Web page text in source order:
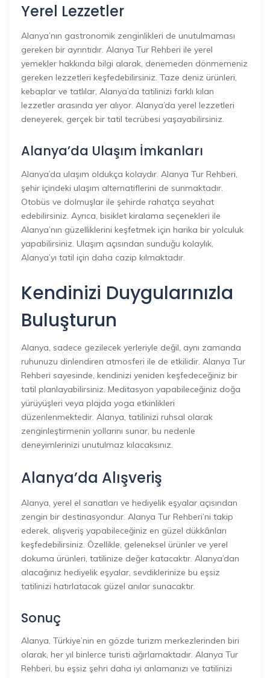
Yerel Lezzetler
Alanya’nın gastronomik zenginlikleri de unutulmaması
gereken bir ayrıntıdır. Alanya Tur Rehberi ile yerel
yemekler hakkında bilgi alarak, denemeden dönmemeniz
gereken lezzetleri keşfedebilirsiniz. Taze deniz ürünleri,
kebaplar ve tatlılar, Alanya’da tatilinizi farklı kılan
lezzetler arasında yer alıyor. Alanya’da yerel lezzetleri
deneyerek, gerçek bir tatil tecrübesi yaşayabilirsiniz.
Alanya’da Ulaşım İmkanları
Alanya’da ulaşım oldukça kolaydır. Alanya Tur Rehberi,
şehir içindeki ulaşım alternatiflerini de sunmaktadır.
Otobüs ve dolmuşlar ile şehirde rahatça seyahat
edebilirsiniz. Ayrıca, bisiklet kiralama seçenekleri ile
Alanya’nın güzelliklerini keşfetmek için harika bir yolculuk
yapabilirsiniz. Ulaşım açısından sunduğu kolaylık,
Alanya’yı tatil için daha cazip kılmaktadır.
Kendinizi Duygularınızla
Buluşturun
Alanya, sadece gezilecek yerleriyle değil, aynı zamanda
ruhunuzu dinlendiren atmosferi ile de etkilidir. Alanya Tur
Rehberi sayesinde, kendinizi yeniden keşfedeceğiniz bir
tatil planlayabilirsiniz. Meditasyon yapabileceğiniz doğa
yürüyüşleri veya plajda yoga etkinlikleri
düzenlenmektedir. Alanya, tatilinizi ruhsal olarak
zenginleştirmenin yollarını sunar, bu nedenle
deneyimlerinizi unutulmaz kılacaksınız.
Alanya’da Alışveriş
Alanya, yerel el sanatları ve hediyelik eşyalar açısından
zengin bir destinasyondur. Alanya Tur Rehberi’ni takip
ederek, alışveriş yapabileceğiniz en güzel dükkânları
keşfedebilirsiniz. Özellikle, geleneksel ürünler ve yerel
dokuma ürünleri, tatilinize değer katacaktır. Alanya’dan
alacağınız hediyelik eşyalar, sevdiklerinize bu eşsiz
tatilinizi hatırlatacak güzel anılar sunacaktır.
Sonuç
Alanya, Türkiye’nin en gözde turizm merkezlerinden biri
olarak, her yıl binlerce turisti ağırlamaktadır. Alanya Tur
Rehberi, bu eşsiz şehri daha iyi anlamanızı ve tatilinizi